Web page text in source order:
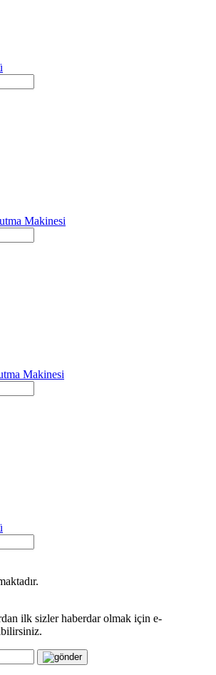
Makinesi
Makinesi
ilk sizler haberdar olmak için e-